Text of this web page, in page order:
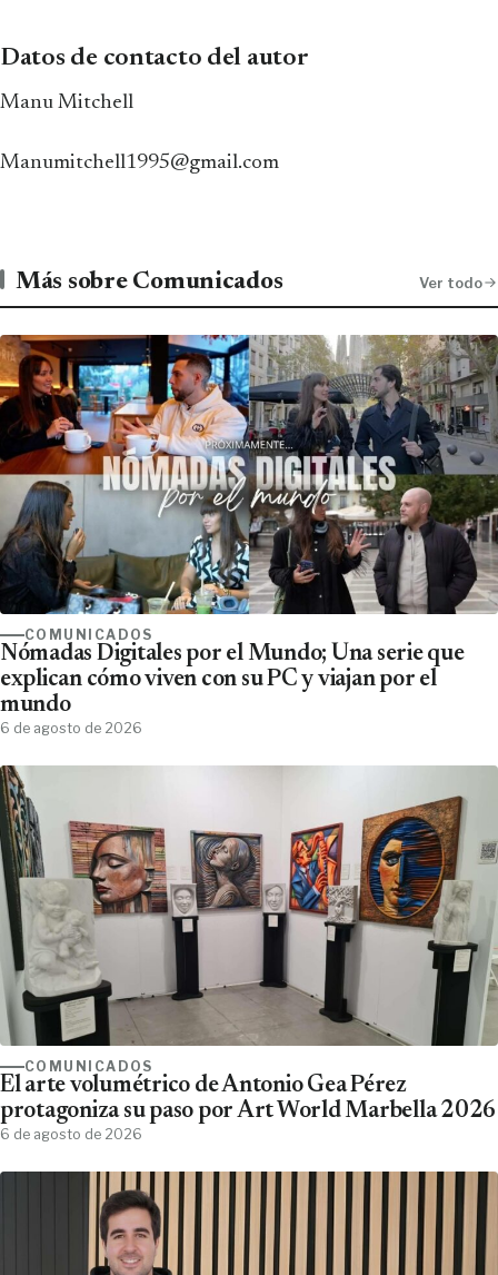
Datos de contacto del autor
Manu Mitchell
Manumitchell1995@gmail.com
Más sobre Comunicados Ver todo
COMUNICADOS
Nómadas Digitales por el Mundo; Una serie que
explican cómo viven con su PC y viajan por el
mundo
6 de agosto de 2026
COMUNICADOS
El arte volumétrico de Antonio Gea Pérez
protagoniza su paso por Art World Marbella 2026
6 de agosto de 2026